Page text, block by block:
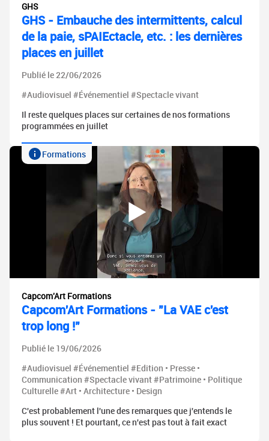
GHS
GHS - Embauche des intermittents, calcul
de la paie, sPAIEctacle, etc. : les dernières
places en juillet
Publié le 22/06/2026
#Audiovisuel #Événementiel #Spectacle vivant
Il reste quelques places sur certaines de nos formations
programmées en juillet
Formations
Capcom'Art Formations
Capcom'Art Formations - "La VAE c'est
trop long !"
Publié le 19/06/2026
#Audiovisuel #Événementiel #Edition • Presse •
Communication #Spectacle vivant #Patrimoine • Politique
Culturelle #Art • Architecture • Design
C'est probablement l'une des remarques que j'entends le
plus souvent ! Et pourtant, ce n'est pas tout à fait exact